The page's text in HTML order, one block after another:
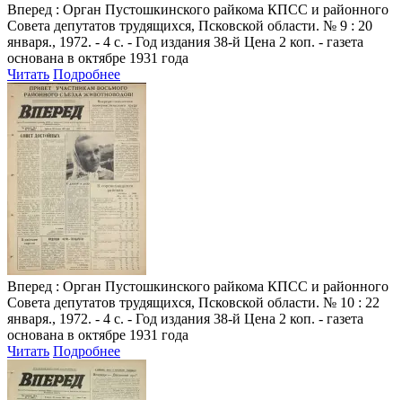
Вперед : Орган Пустошкинского райкома КПСС и районного
Совета депутатов трудящихся, Псковской области. № 9 : 20
января., 1972. - 4 с. - Год издания 38-й Цена 2 коп. - газета
основана в октябре 1931 года
Читать Подробнее
Вперед : Орган Пустошкинского райкома КПСС и районного
Совета депутатов трудящихся, Псковской области. № 10 : 22
января., 1972. - 4 с. - Год издания 38-й Цена 2 коп. - газета
основана в октябре 1931 года
Читать Подробнее